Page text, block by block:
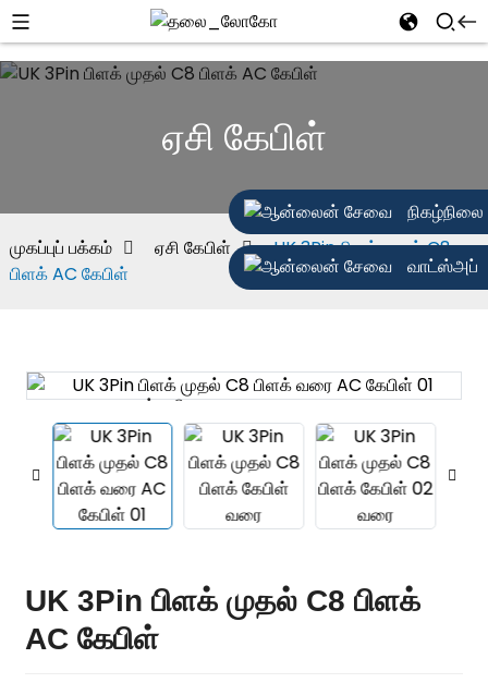
நிகழ்நிலை
வாட்ஸ்அப்
ஏசி கேபிள்
முகப்புப் பக்கம் ஏசி கேபிள்
UK 3Pin பிளக் முதல் C8
பிளக் AC கேபிள்
ஏற்றுகிறது...
UK 3Pin பிளக் முதல் C8 பிளக்
AC கேபிள்